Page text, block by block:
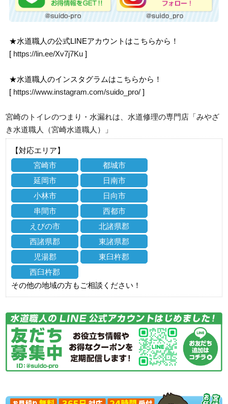
★水道職人の公式LINEアカウントはこちらから！
[ https://lin.ee/Xv7j7Ku ]
★水道職人のインスタグラムはこちらから！
[ https://www.instagram.com/suido_pro/ ]
宮崎のトイレのつまり・水漏れは、水道修理の専門店「みやざ
き水道職人（宮崎水道職人）」
【対応エリア】
宮崎市
都城市
延岡市
日南市
小林市
日向市
串間市
西都市
えびの市
北諸県郡
西諸県郡
東諸県郡
児湯郡
東臼杵郡
西臼杵郡
その他の地域の方もご相談ください！